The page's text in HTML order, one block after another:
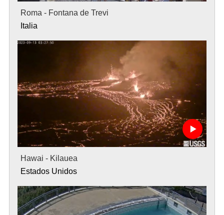
Roma - Fontana de Trevi
Italia
Hawai - Kilauea
Estados Unidos